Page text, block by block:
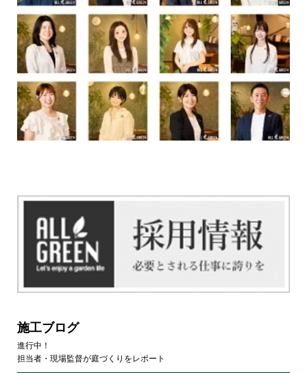
施工ブログ
進行中！
担当者・現場監督が庭づくりをレポート